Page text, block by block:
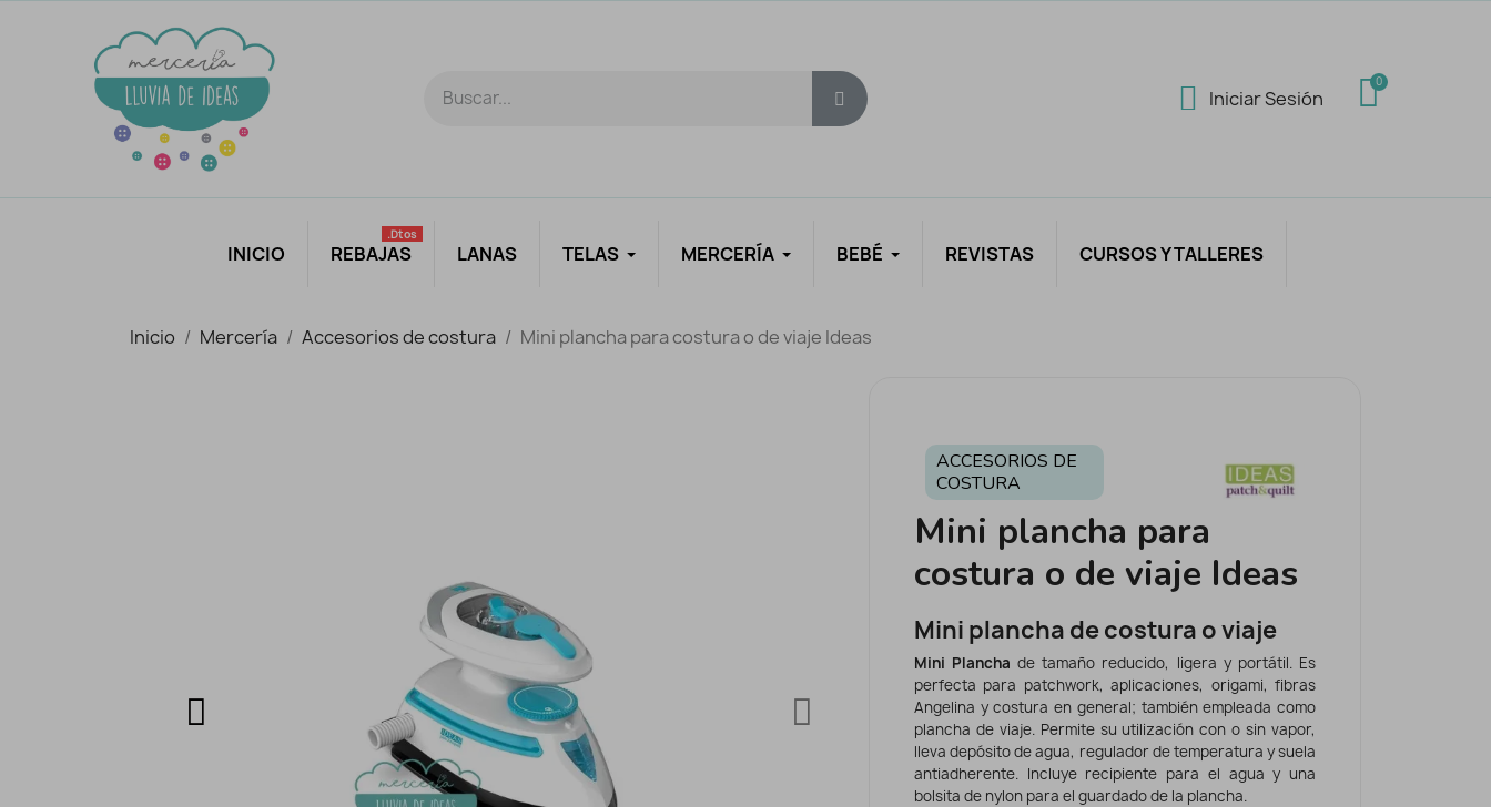
Iniciar Sesión
INICIO REBAJAS
.dtos
LANAS TELAS MERCERÍA BEBÉ REVISTAS CURSOS Y TALLERES
Inicio Mercería Accesorios de costura Mini plancha para costura o de viaje Ideas
ACCESORIOS DE
COSTURA
Mini plancha para
costura o de viaje Ideas
Mini plancha de costura o viaje
Mini Plancha de tamaño reducido, ligera y portátil. Es
perfecta para patchwork, aplicaciones, origami, fibras
Angelina y costura en general; también empleada como
plancha de viaje. Permite su utilización con o sin vapor,
lleva depósito de agua, regulador de temperatura y suela
antiadherente. Incluye recipiente para el agua y una
bolsita de nylon para el guardado de la plancha.